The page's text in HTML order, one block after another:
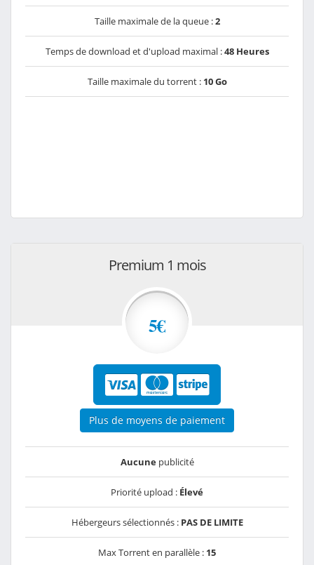
Taille maximale de la queue :2
Temps de download et d'upload maximal :48 Heures
Taille maximale du torrent : 10 Go
Premium 1 mois
5€
Plus de moyens de paiement
Aucunepublicité
Priorité upload : Élevé
Hébergeurs sélectionnés : PAS DE LIMITE
Max Torrent en parallèle : 15